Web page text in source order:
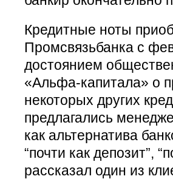
Кредитные ноты
Промсвязьбанка с
достоянием
«Альфа-капитала» о
некоторых других
предлагались
как альтернатива
“почти как депозит”,
рассказал один из